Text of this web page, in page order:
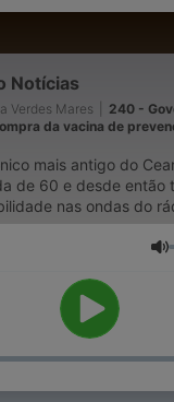
Notícias
Verdes Mares
240 -
da vacina de
mais antigo do
de 60 e desde então
nas ondas do